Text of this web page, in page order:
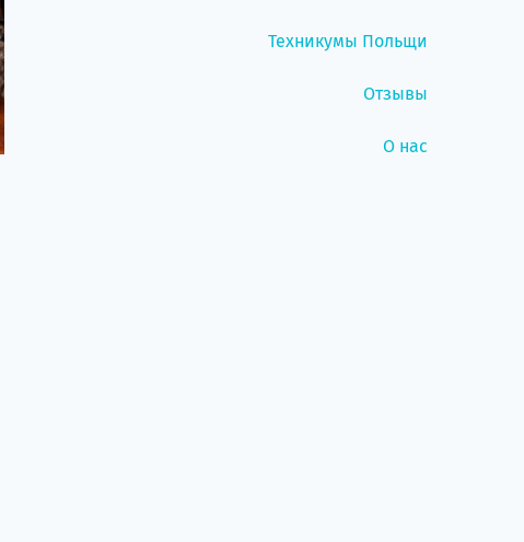
Техникумы Польщи
Отзывы
О нас